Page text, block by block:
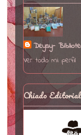
Deysy-
Ver todo mi perfil
Chiado Editorial